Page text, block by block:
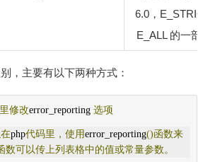
6.0，E_STRICT
E_ALL 的一部分
，主要有以下两种方式：
里修改error_reporting 选项
在php代码里，使用error_reporting()函数来
数可以传上列表格中的值或常量参数。